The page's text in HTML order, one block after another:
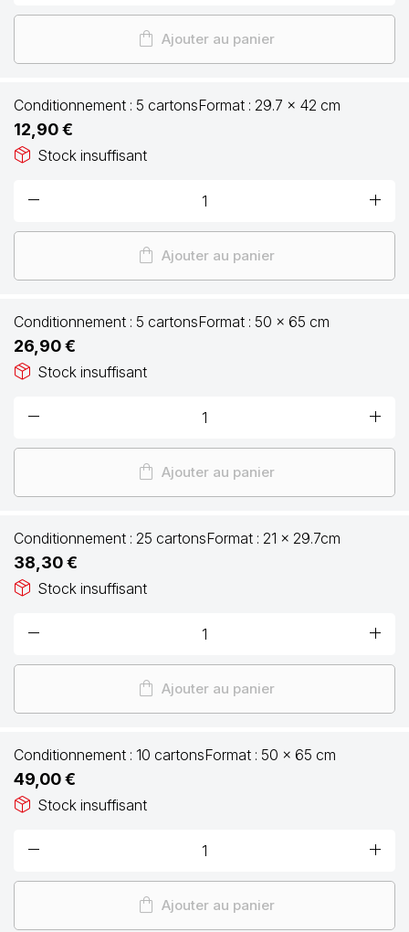
shopping_bag Ajouter au panier
Conditionnement : 5 cartonsFormat : 29.7 x 42 cm
12,90 €
package_2 Stock insuffisant
remove add
shopping_bag Ajouter au panier
Conditionnement : 5 cartonsFormat : 50 x 65 cm
26,90 €
package_2 Stock insuffisant
remove add
shopping_bag Ajouter au panier
Conditionnement : 25 cartonsFormat : 21 x 29.7cm
38,30 €
package_2 Stock insuffisant
remove add
shopping_bag Ajouter au panier
Conditionnement : 10 cartonsFormat : 50 x 65 cm
49,00 €
package_2 Stock insuffisant
remove add
shopping_bag Ajouter au panier